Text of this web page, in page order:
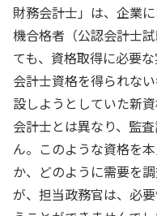
財務会計士」は、企業
機合格者（公認会計士
ても、資格取得に必要
会計士資格を得られな
設しようとしていた新
会計士とは異なり、監
ん。このような資格を
か、どのように需要を
が、担当政務官は、必